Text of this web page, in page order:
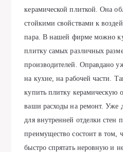
керамической плиткой. Она
стойкими свойствами к
пара. В нашей фирме можно
плитку самых различных
производителей. Оправдано
на кухне, на рабочей части.
купить плитку керамическую
ваши расходы на ремонт. Уже
для внутренней отделки стен
преимущество состоит в том,
быстро спрятать неровную и